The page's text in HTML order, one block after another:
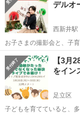
のひらスタ...
デルオ
西新井駅
お子さまの撮影会と、子
大人気のお得な無料イベントです♪ 【この撮影会
定！可愛いクリスマスの撮影セット ■モデルオー
無料撮影会！ ■...
東京 足立区 西新
【3月
をイン
足立区
子どもを育てていると、